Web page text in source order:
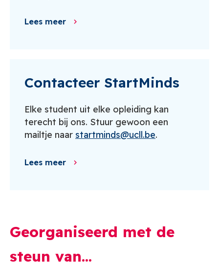
Lees meer
Contacteer StartMinds
Elke student uit elke opleiding kan
terecht bij ons. Stuur gewoon een
mailtje naar startminds@ucll.be.
Lees meer
Georganiseerd met de
steun van...